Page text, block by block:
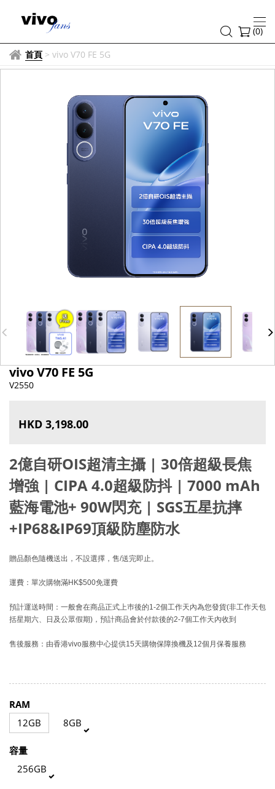
(0)
首頁 > vivo V70 FE 5G
vivo V70 FE 5G
V2550
HKD 3,198.00
2億自研OIS超清主攝 | 30倍超級長焦
增強 | CIPA 4.0超級防抖| 7000 mAh
藍海電池+ 90W閃充| SGS五星抗摔
+IP68&IP69頂級防塵防水
贈品顏色隨機送出，不設選擇，售/送完即止。
運費：單次購物滿HK$500免運費
預計運送時間：一般會在商品正式上巿後的1-2個工作天內為您發貨(非工作天包
括星期六、日及公眾假期)，預計商品會於付款後的2-7個工作天內收到
售後服務：由香港vivo服務中心提供15天購物保障換機及12個月保養服務
RAM
12GB
8GB
容量
256GB